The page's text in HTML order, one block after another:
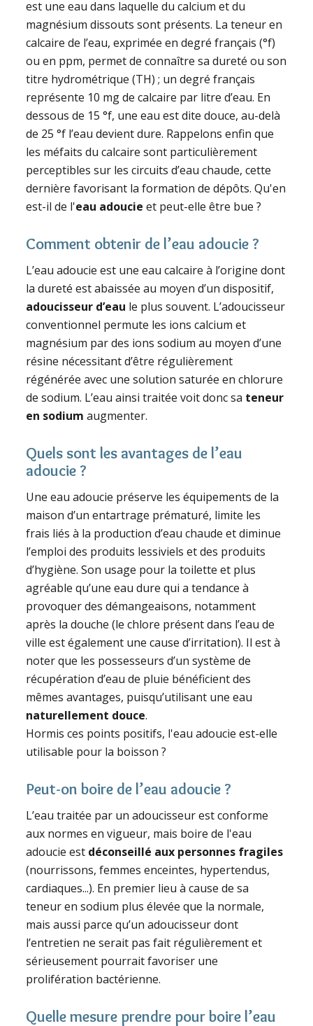
est une eau dans laquelle du calcium et du
magnésium dissouts sont présents. La teneur en
calcaire de l’eau, exprimée en degré français (°f)
ou en ppm, permet de connaître sa dureté ou son
titre hydrométrique (TH) ; un degré français
représente 10 mg de calcaire par litre d’eau. En
dessous de 15 °f, une eau est dite douce, au-delà
de 25 °f l’eau devient dure. Rappelons enfin que
les méfaits du calcaire sont particulièrement
perceptibles sur les circuits d’eau chaude, cette
dernière favorisant la formation de dépôts. Qu'en
est-il de l'eau adoucie et peut-elle être bue ?
Comment obtenir de l’eau adoucie ?
L’eau adoucie est une eau calcaire à l’origine dont
la dureté est abaissée au moyen d’un dispositif,
adoucisseur d’eau le plus souvent. L’adoucisseur
conventionnel permute les ions calcium et
magnésium par des ions sodium au moyen d’une
résine nécessitant d’être régulièrement
régénérée avec une solution saturée en chlorure
de sodium. L’eau ainsi traitée voit donc sa teneur
en sodium augmenter.
Quels sont les avantages de l’eau
adoucie ?
Une eau adoucie préserve les équipements de la
maison d’un entartrage prématuré, limite les
frais liés à la production d’eau chaude et diminue
l’emploi des produits lessiviels et des produits
d’hygiène. Son usage pour la toilette et plus
agréable qu’une eau dure qui a tendance à
provoquer des démangeaisons, notamment
après la douche (le chlore présent dans l’eau de
ville est également une cause d’irritation). Il est à
noter que les possesseurs d’un système de
récupération d’eau de pluie bénéficient des
mêmes avantages, puisqu’utilisant une eau
naturellement douce.
Hormis ces points positifs, l'eau adoucie est-elle
utilisable pour la boisson ?
Peut-on boire de l’eau adoucie ?
L’eau traitée par un adoucisseur est conforme
aux normes en vigueur, mais boire de l'eau
adoucie est déconseillé aux personnes fragiles
(nourrissons, femmes enceintes, hypertendus,
cardiaques...). En premier lieu à cause de sa
teneur en sodium plus élevée que la normale,
mais aussi parce qu’un adoucisseur dont
l’entretien ne serait pas fait régulièrement et
sérieusement pourrait favoriser une
prolifération bactérienne.
Quelle mesure prendre pour boire l’eau